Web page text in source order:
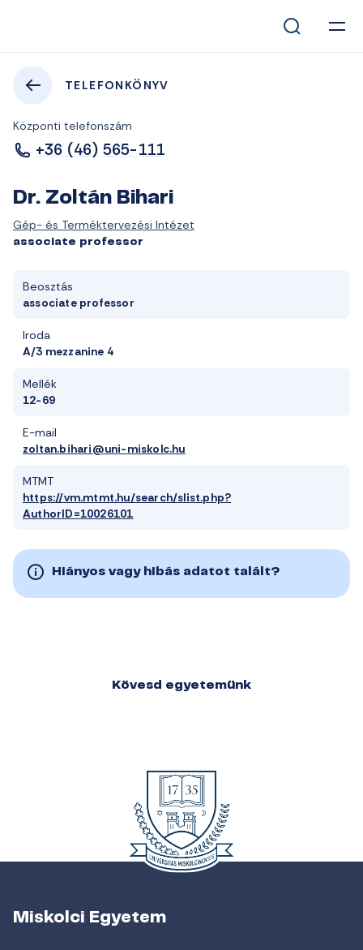
TELEFONKÖNYV
Központi telefonszám
+36 (46) 565-111
Dr. Zoltán Bihari
Gép- és Terméktervezési Intézet
associate professor
Beosztás
associate professor
Iroda
A/3 mezzanine 4
Mellék
12-69
E-mail
zoltan.bihari@uni-miskolc.hu
MTMT
https://vm.mtmt.hu/search/slist.php?
AuthorID=10026101
Hiányos vagy hibás adatot talált?
Kövesd egyetemünk
Miskolci Egyetem